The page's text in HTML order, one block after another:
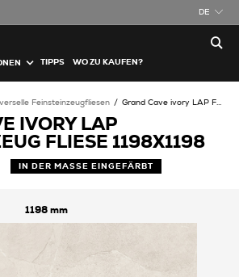
DE
TIPPS WO ZU KAUFEN?
Feinsteinzeugfliesen Grand Cave ivory LAP Feinsteinzeug Fliese
IVORY LAP
FLIESE 1198X1198
IN DER MASSE EINGEFÄRBT
1198